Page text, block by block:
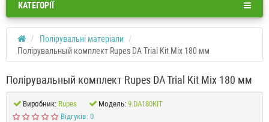
КАТЕГОРІЇ
Полірувальні матеріали
Полірувальный комплект Rupes DA Trial Kit Mix 180 мм
Полірувальный комплект Rupes DA Trial Kit Mix 180 мм
Виробник: Rupes Модель: 9.DA180KIT
Відгуків: 0